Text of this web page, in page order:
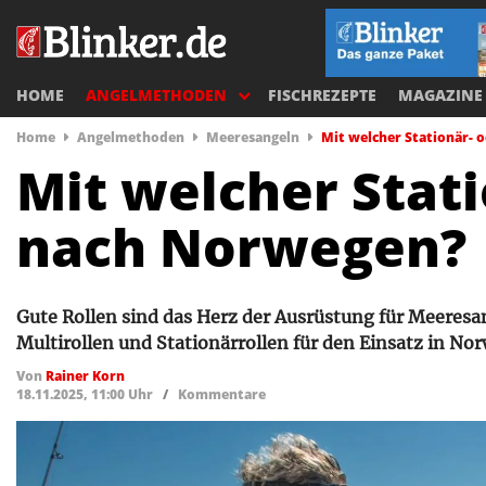
HOME ANGELMETHODEN FISCHREZEPTE MAGAZINE
Home Angelmethoden Meeresangeln Mit welcher Stationär-
Mit welcher
nach Norwegen?
Gute Rollen sind das Herz der Ausrüstung für
Multirollen und Stationärrollen für den Einsatz in
Von Rainer Korn
18.11.2025, 11:00 Uhr / Kommentare